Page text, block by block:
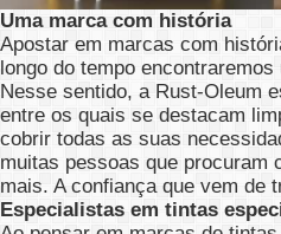
Uma marca com história
Apostar em marcas com
longo do tempo
Nesse sentido, a Rust-Oleum
entre os quais se destacam
cobrir todas as suas
muitas pessoas que procuram
mais. A confiança que vem de
Especialistas em tintas